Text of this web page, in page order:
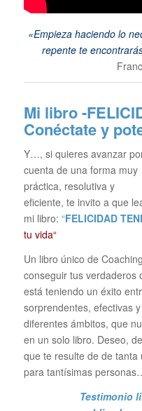
«Empieza haciendo lo
repente te
Mi libro -
Conéctate y
Y…, si quieres avanzar
cuenta de una forma muy
práctica, resolutiva y
eficiente, te invito a que
mi libro: “FELICIDAD
tu vida“
Un libro único de
conseguir tus verdaderos
está teniendo un éxito
sorprendentes, efectivas
diferentes ámbitos, que
en un solo libro. Deseo,
que te resulte de de tanta
para tantísimas
Testimonio